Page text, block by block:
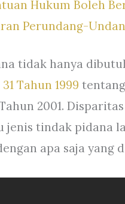
Hukum Boleh
Perundang-
tidak hanya
Tahun 1999
2001.
jenis tindak pidana
apa saja yang